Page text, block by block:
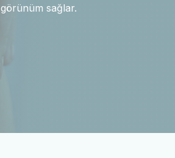
görünüm sağlar.